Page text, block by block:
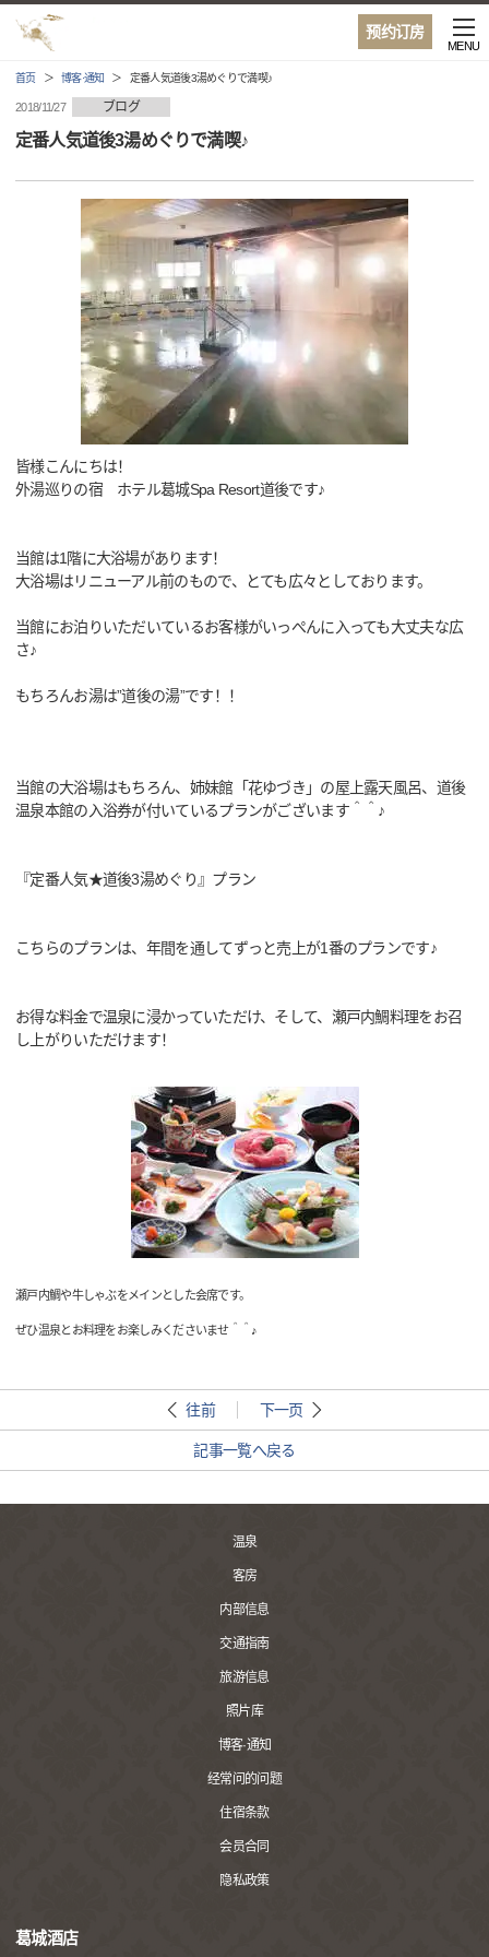
预约订房
MENU
首页 博客·通知 定番人気道後3湯めぐりで満喫♪
2018/11/27 ブログ
定番人気道後3湯めぐりで満喫♪
皆様こんにちは！
外湯巡りの宿 ホテル葛城Spa Resort道後です♪
当館は1階に大浴場があります！
大浴場はリニューアル前のもので、とても広々としております。
当館にお泊りいただいているお客様がいっぺんに入っても大丈夫な広
さ♪
もちろんお湯は”道後の湯”です！！
当館の大浴場はもちろん、姉妹館「花ゆづき」の屋上露天風呂、道後
温泉本館の入浴券が付いているプランがございます＾＾♪
『定番人気★道後3湯めぐり』プラン
こちらのプランは、年間を通してずっと売上が1番のプランです♪
お得な料金で温泉に浸かっていただけ、そして、瀬戸内鯛料理をお召
し上がりいただけます！
瀬戸内鯛や牛しゃぶをメインとした会席です。
ぜひ温泉とお料理をお楽しみくださいませ＾＾♪
往前 下一页
記事一覧へ戻る
温泉
客房
内部信息
交通指南
旅游信息
照片库
博客·通知
经常问的问题
住宿条款
会员合同
隐私政策
葛城酒店